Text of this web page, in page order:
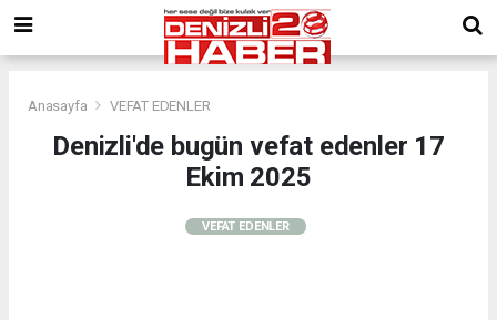
Anasayfa VEFAT EDENLER
Denizli'de bugün vefat edenler 17
Ekim 2025
VEFAT EDENLER